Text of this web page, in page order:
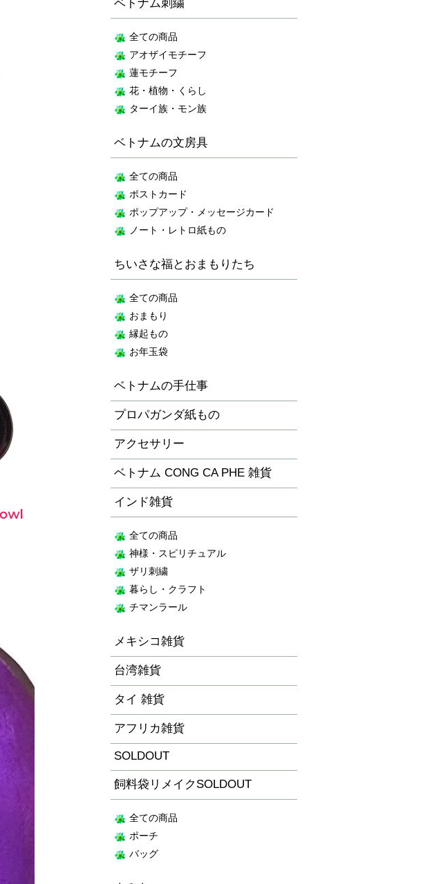
ベトナム刺繍
全ての商品
アオザイモチーフ
蓮モチーフ
花・植物・くらし
ターイ族・モン族
ベトナムの文房具
全ての商品
ポストカード
ポップアップ・メッセージカード
ノート・レトロ紙もの
ちいさな福とおまもりたち
全ての商品
おまもり
縁起もの
お年玉袋
ベトナムの手仕事
プロパガンダ紙もの
アクセサリー
ベトナム CONG CA PHE 雑貨
インド雑貨
全ての商品
神様・スピリチュアル
ザリ刺繍
暮らし・クラフト
チマンラール
メキシコ雑貨
台湾雑貨
タイ 雑貨
アフリカ雑貨
SOLDOUT
飼料袋リメイクSOLDOUT
全ての商品
ポーチ
バッグ